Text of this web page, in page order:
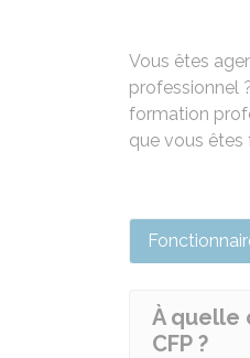
Vous êtes
professionnel
formation
que vous êtes
À quelle
CFP ?